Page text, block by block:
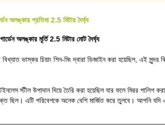
অলঙ্কার প্রতিমা 2.5 মিটার দৈর্ঘ্য
অলঙ্কার মূর্তি 2.5 মিটার মোট দৈর্ঘ্য
বিখ্যাত ভাস্কর চিয়াং শিন-মিং দ্বারা ডিজাইন করা হয়েছিল, এই
স্টীল উপাদান দিয়ে তৈরি করা হয়েছিল যার ফলে মিরর পালিশ
ছিল। এটি পরিবেশকে অনেক বেশি মার্জিত করে তুলবে। আপনি যদি